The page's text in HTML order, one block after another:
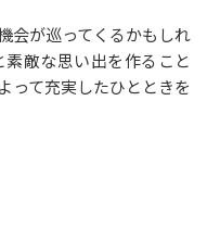
会が巡ってくるかもしれ
敵な思い出を作ること
って充実したひとときを